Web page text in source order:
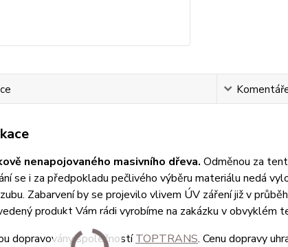
nenapojovaného masivního dřeva. Odměnou za
se i za předpokladu pečlivého výběru materiálu nedá
Zabarvení by se projevilo vlivem ÚV záření již v
produkt Vám rádi vyrobíme na zakázku v obvyklém
dopravovány společnostíTOPTRANS. Cenu dopravy